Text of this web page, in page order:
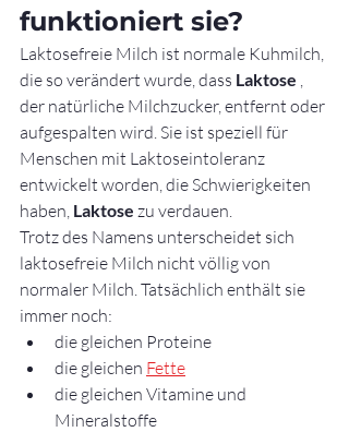
funktioniert sie?
Laktosefreie Milch ist normale Kuhmilch,
die so verändert wurde, dass Laktose ,
der natürliche Milchzucker, entfernt oder
aufgespalten wird. Sie ist speziell für
Menschen mit Laktoseintoleranz
entwickelt worden, die Schwierigkeiten
haben, Laktose zu verdauen.
Trotz des Namens unterscheidet sich
laktosefreie Milch nicht völlig von
normaler Milch. Tatsächlich enthält sie
immer noch:
die gleichen Proteine
die gleichen Fette
die gleichen Vitamine und
Mineralstoffe